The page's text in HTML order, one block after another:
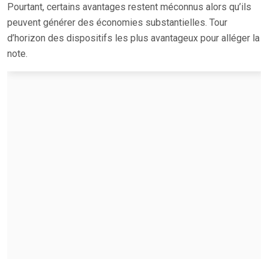
Pourtant, certains avantages restent méconnus alors qu’ils
peuvent générer des économies substantielles. Tour
d’horizon des dispositifs les plus avantageux pour alléger la
note.